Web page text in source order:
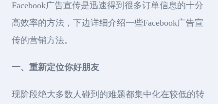
Facebook广告宣传是迅速得到很多订单信息的十分
高效率的方法，下边详细介绍一些Facebook广告宣
传的营销方法。
一、重新定位你好朋友
现阶段绝大多数人碰到的难题都集中化在较低的转